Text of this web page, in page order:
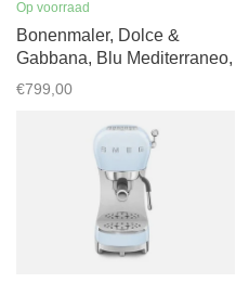
Op voorraad
Bonenmaler, Dolce &
Gabbana, Blu Mediterraneo,
CGF01DGBEU
€799,00